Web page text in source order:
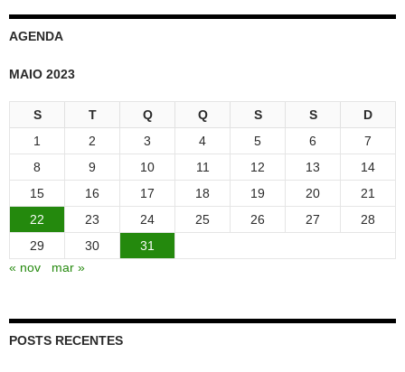
AGENDA
MAIO 2023
S T Q Q S S
D
1
2 3 4 5 6
7
8
9 10 11 12 13
14
15
16 17 18 19 20
21
22
23 24 25 26 27
28
29
30
31
« nov
mar »
POSTS RECENTES